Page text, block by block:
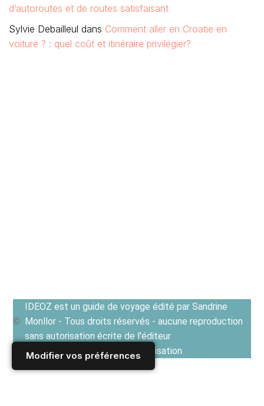
Modifier vos préférences
d’autoroutes et de routes satisfaisant
Sylvie Debailleul dans Comment aller en Croatie en
voiture ? : quel coût et itinéraire privilégier?
IDEOZ est un guide de voyage édité par Sandrine
Monllor - Tous droits réservés - aucune reproduction
sans autorisation écrite de l'éditeur
Voir les Conditions générales d'utilisation